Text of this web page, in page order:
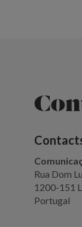
Rua Dom
1200-151
Portugal